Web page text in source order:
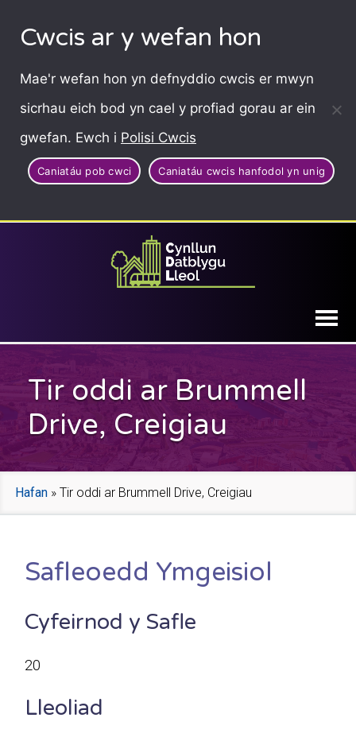
Cwcis ar y wefan hon
Mae'r wefan hon yn defnyddio cwcis er mwyn
sicrhau eich bod yn cael y profiad gorau ar ein
gwefan. Ewch i Polisi Cwcis
Caniatáu pob cwci Caniatáu cwcis hanfodol yn unig
Tir oddi ar Brummell
Drive, Creigiau
Hafan » Tir oddi ar Brummell Drive, Creigiau
Safleoedd Ymgeisiol
Cyfeirnod y Safle
20
Lleoliad